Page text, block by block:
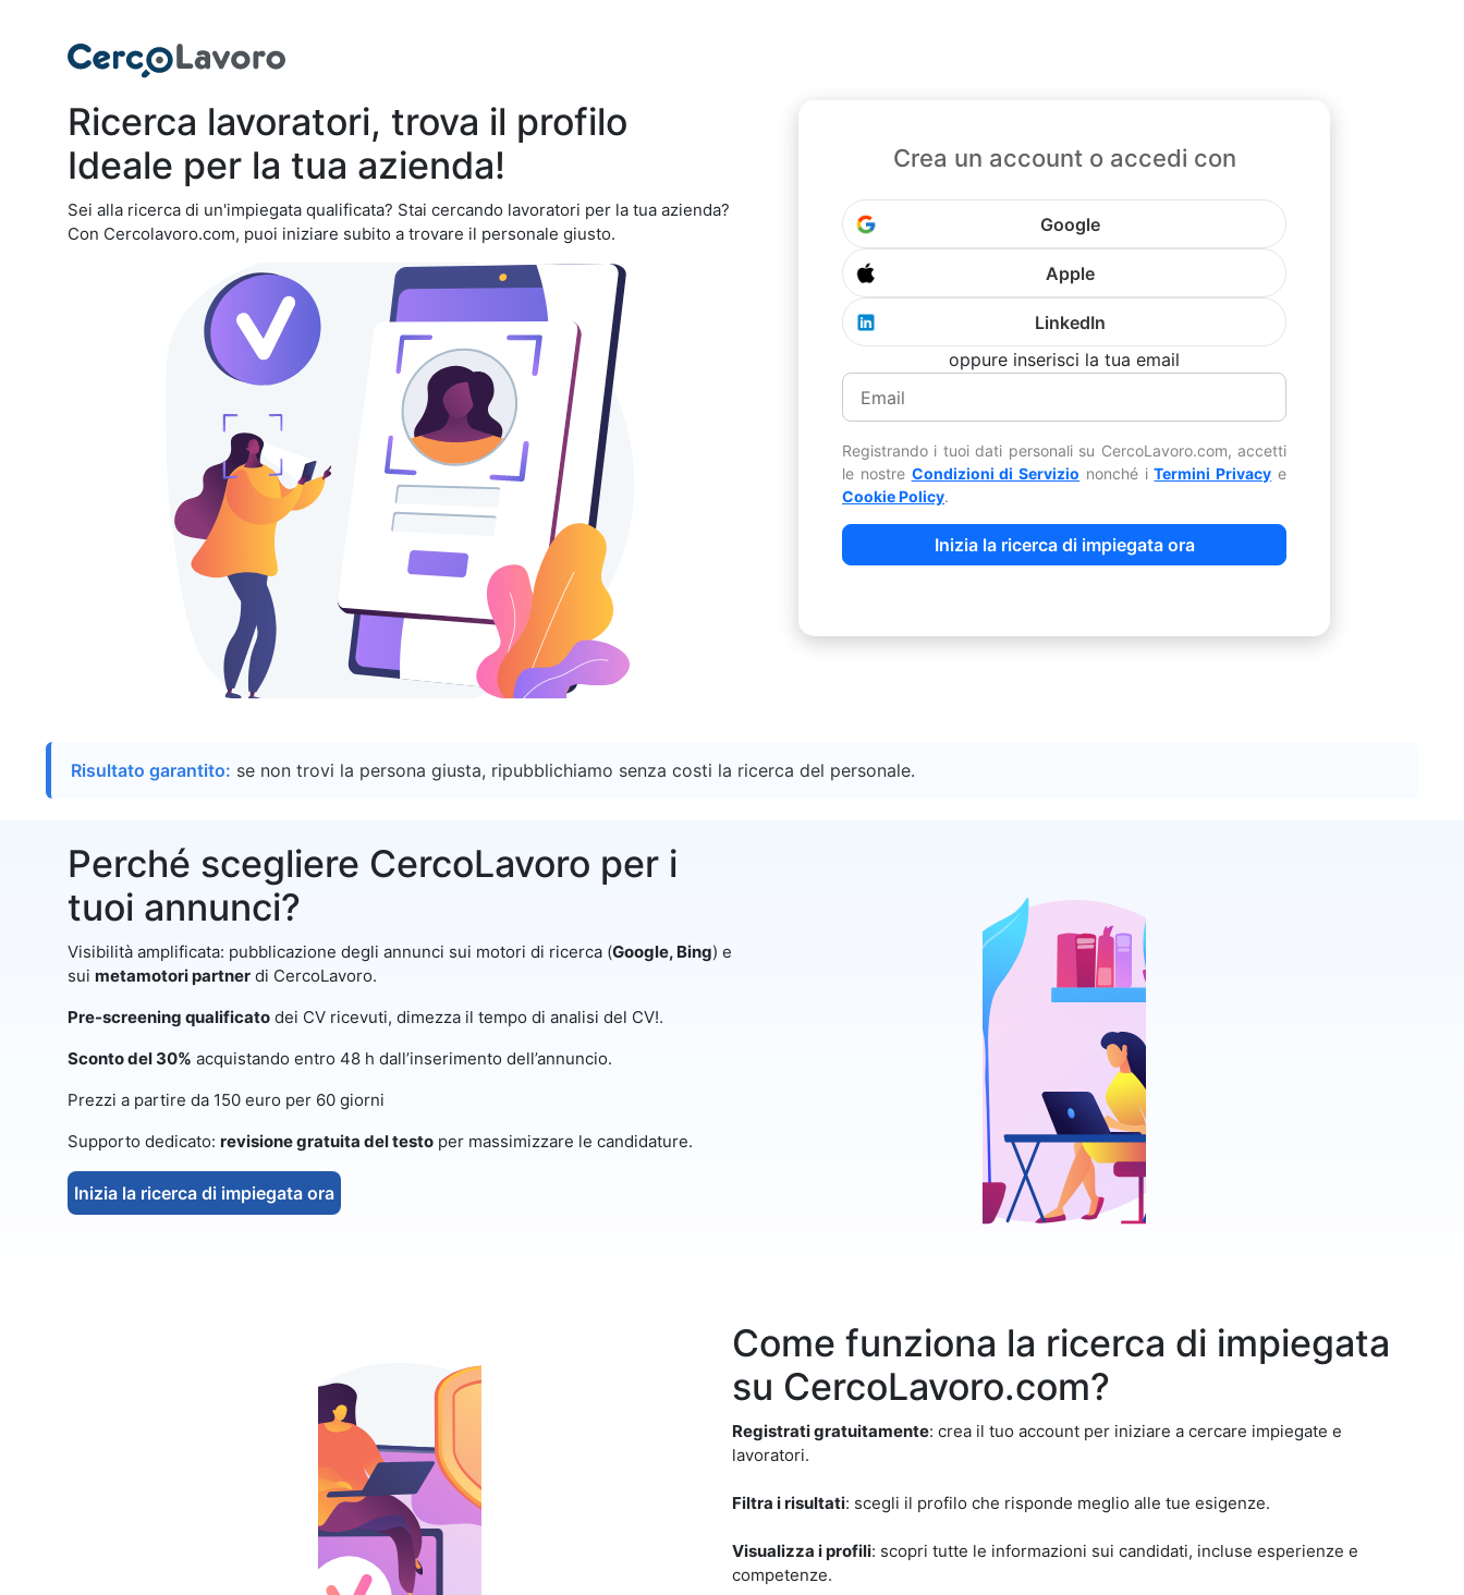
Ricerca lavoratori, trova il profilo
Ideale per la tua azienda!
Sei alla ricerca di un'impiegata qualificata? Stai cercando lavoratori per la tua azienda?
Con Cercolavoro.com, puoi iniziare subito a trovare il personale giusto.
Crea un account o accedi con
Google
Apple
LinkedIn
oppure inserisci la tua email
Registrando i tuoi dati personali su CercoLavoro.com, accetti
le nostre Condizioni di Servizio nonché iTermini Privacy e
Cookie Policy.
Inizia la ricerca di impiegata ora
Risultato garantito: se non trovi la persona giusta, ripubblichiamo senza costi la ricerca del personale.
Perché scegliere CercoLavoro per i
tuoi annunci?
Visibilità amplificata: pubblicazione degli annunci sui motori di ricerca (Google, Bing) e
sui metamotori partner di CercoLavoro.
Pre-screening qualificato dei CV ricevuti, dimezza il tempo di analisi del CV!.
Sconto del 30% acquistando entro 48 h dall’inserimento dell’annuncio.
Prezzi a partire da 150 euro per 60 giorni
Supporto dedicato: revisione gratuita del testo per massimizzare le candidature.
Inizia la ricerca di impiegata ora
Come funziona la ricerca di impiegata
su CercoLavoro.com?
Registrati gratuitamente: crea il tuo account per iniziare a cercare impiegate e
lavoratori.
Filtra i risultati: scegli il profilo che risponde meglio alle tue esigenze.
Visualizza i profili: scopri tutte le informazioni sui candidati, incluse esperienze e
competenze.